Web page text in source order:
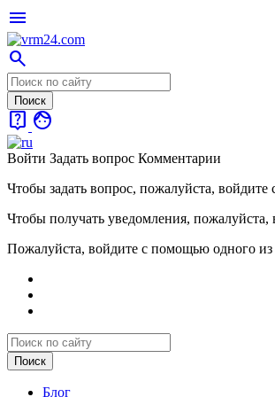
menu
search
live_help face
Войти Задать вопрос Комментарии
Чтобы задать вопрос, пожалуйста,
Чтобы получать уведомления,
Пожалуйста, войдите с помощью одного
Блог